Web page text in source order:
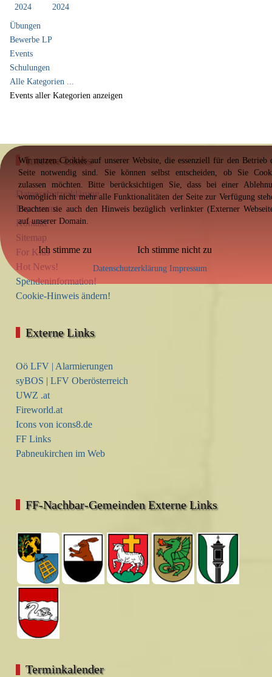
2024
2024
Übungen
Bewerbe LP
Events
Schulungen
Alle Kategorien ...
Events aller Kategorien anzeigen
Interne Links
Datenschutzerklärung
Impressum
Kontakt
Sitemap
For Kids
Hot News!
Spendeninformation!
Cookie-Hinweis ändern!
Externe Links
Oö LFV | Alarmierungen
syBOS | LFV Oberösterreich
UWZ .at
Fireworld.at
Icons von icons8.de
FF Links
Pabneukirchen im Web
FF-Nachbar-Gemeinden Externe Links
Terminkalender
Wir nutzen Cookies auf unserer Website, die essenziell für den Betrieb
Seite notwendig sind. Sie können selbst entscheiden, ob Sie
zulassen möchten. Bitte berücksichtigen Sie, dass bei einer
womöglich nicht mehr alle Funktionalitäten der Seite zur Verfügung
Beachten sie auch den Hinweis bezüglich verlinkter (Externer
auf unserer Domain.
Ich stimme zu Ich stimme nicht zu
Datenschutzerklärung Impressum